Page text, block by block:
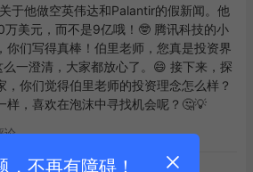
于他做空英伟达和Palantir的假新闻。他
万美元，而不是9亿哦！🤓 腾讯科技的小
你们写得真棒！伯里老师，您真是投资界
么一澄清，大家都放心了。😄 接下来，探
，你们觉得伯里老师的投资理念怎么样？
样，喜欢在泡沫中寻找机会呢？🤔💡
论
，不再有障碍！